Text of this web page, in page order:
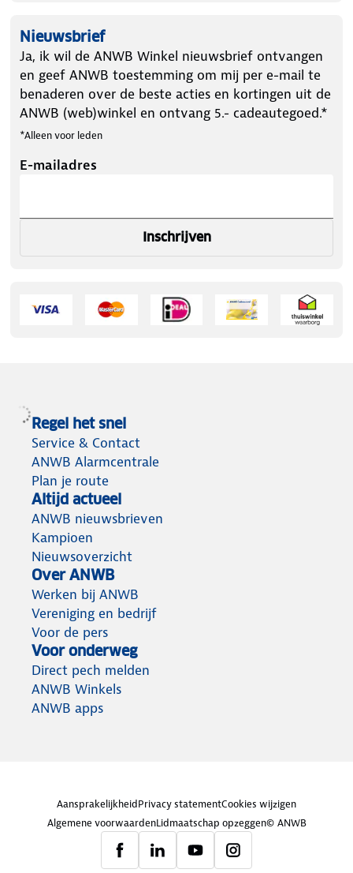
Nieuwsbrief
Ja, ik wil de ANWB Winkel nieuwsbrief ontvangen
en geef ANWB toestemming om mij per e-mail te
benaderen over de beste acties en kortingen uit de
ANWB (web)winkel en ontvang 5.- cadeautegoed.*
*Alleen voor leden
E-mailadres
Inschrijven
Regel het snel
Service & Contact
ANWB Alarmcentrale
Plan je route
Altijd actueel
ANWB nieuwsbrieven
Kampioen
Nieuwsoverzicht
Over ANWB
Werken bij ANWB
Vereniging en bedrijf
Voor de pers
Voor onderweg
Direct pech melden
ANWB Winkels
ANWB apps
AansprakelijkheidPrivacy statementCookies wijzigen
Algemene voorwaardenLidmaatschap opzeggen© ANWB